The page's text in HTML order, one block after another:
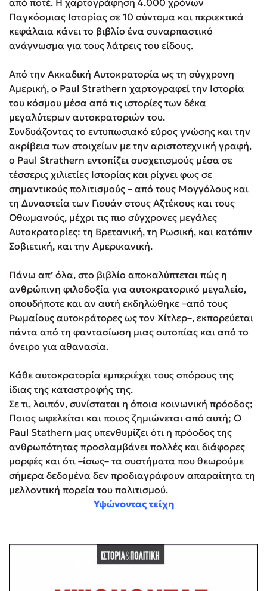
από ποτέ. Η χαρτογράφηση 4.000 χρόνων
Παγκόσμιας Ιστορίας σε 10 σύντομα και περιεκτικά
κεφάλαια κάνει το βιβλίο ένα συναρπαστικό
ανάγνωσμα για τους λάτρεις του είδους.
Από την Ακκαδική Αυτοκρατορία ως τη σύγχρονη
Αμερική, ο Paul Strathern χαρτογραφεί την Ιστορία
του κόσμου μέσα από τις ιστορίες των δέκα
μεγαλύτερων αυτοκρατοριών του.
Συνδυάζοντας το εντυπωσιακό εύρος γνώσης και την
ακρίβεια των στοιχείων με την αριστοτεχνική γραφή,
ο Paul Strathern εντοπίζει συσχετισμούς μέσα σε
τέσσερις χιλιετίες Ιστορίας και ρίχνει φως σε
σημαντικούς πολιτισμούς – από τους Μογγόλους και
τη Δυναστεία των Γιουάν στους Αζτέκους και τους
Οθωμανούς, μέχρι τις πιο σύγχρονες μεγάλες
Αυτοκρατορίες: τη Βρετανική, τη Ρωσική, και κατόπιν
Σοβιετική, και την Αμερικανική.
Πάνω απ’ όλα, στο βιβλίο αποκαλύπτεται πώς η
ανθρώπινη φιλοδοξία για αυτοκρατορικό μεγαλείο,
οπουδήποτε και αν αυτή εκδηλώθηκε –από τους
Ρωμαίους αυτοκράτορες ως τον Χίτλερ–, εκπορεύεται
πάντα από τη φαντασίωση μιας ουτοπίας και από το
όνειρο για αθανασία.
Κάθε αυτοκρατορία εμπεριέχει τους σπόρους της
ίδιας της καταστροφής της.
Σε τι, λοιπόν, συνίσταται η όποια κοινωνική πρόοδος;
Ποιος ωφελείται και ποιος ζημιώνεται από αυτή; Ο
Paul Stathern μας υπενθυμίζει ότι η πρόοδος της
ανθρωπότητας προσλαμβάνει πολλές και διάφορες
μορφές και ότι –ίσως– τα συστήματα που θεωρούμε
σήμερα δεδομένα δεν προδιαγράφουν απαραίτητα τη
μελλοντική πορεία του πολιτισμού.
Υψώνοντας τείχη